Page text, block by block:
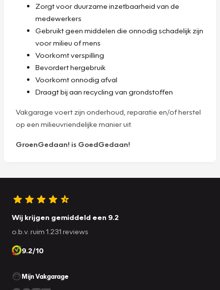
Zorgt voor duurzame inzetbaarheid van de
medewerkers
Gebruikt geen middelen die onnodig schadelijk zijn
voor milieu of mens
Voorkomt verspilling
Bevordert hergebruik
Voorkomt onnodig afval
Draagt bij aan recycling van grondstoffen
Vakgarage voert zijn onderhoud, reparatie en/of herstel
op een milieuvriendelijke manier uit.
GroenGedaan! is GoedGedaan!
Wij krijgen gemiddeld een 9.2
o.b.v. ruim 1.231 reviews
9.2/10
Mijn Vakgarage